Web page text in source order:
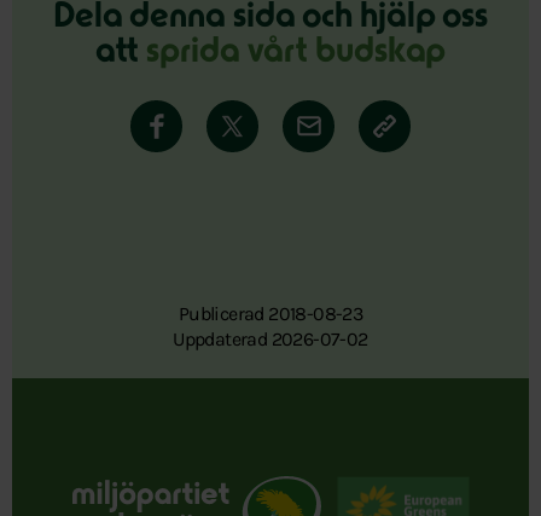
Dela denna sida och hjälp oss
att sprida vårt budskap
Publicerad 2018-08-23
Uppdaterad 2026-07-02